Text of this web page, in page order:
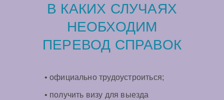
В КАКИХ СЛУЧАЯХ
НЕОБХОДИМ
ПЕРЕВОД СПРАВОК
• официально трудоустроиться;
• получить визу для выезда